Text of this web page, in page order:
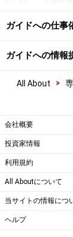
ガイドへの仕事
ガイドへの情報
All About >
会社概要
投資家情報
利用規約
All Aboutについて
当サイトの情報につ
ヘルプ